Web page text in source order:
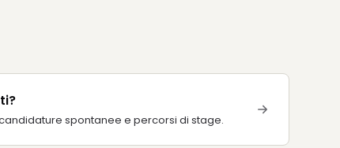
spontanee e percorsi di stage.